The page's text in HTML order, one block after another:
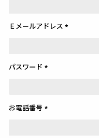
Ｅメールアドレス
パスワード
お電話番号